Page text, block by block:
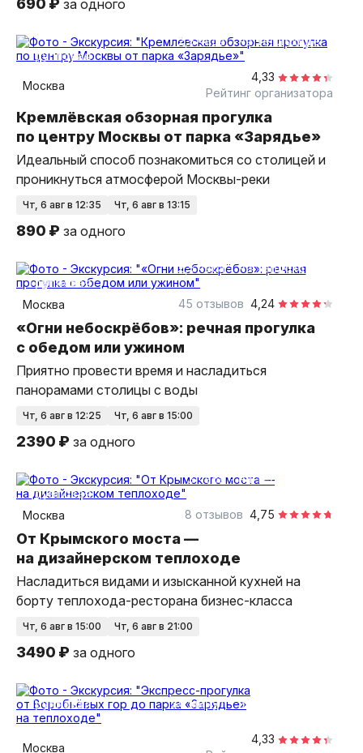
690 ₽ за одного
2,5 часа
на теплоходе
групповая
Москва
4,33
Рейтинг организатора
Кремлёвская обзорная прогулка
по центру Москвы от парка «Зарядье»
Идеальный способ познакомиться со столицей и
проникнуться атмосферой Москвы-реки
чт, 6 авг в 12:35 чт, 6 авг в 13:15
890 ₽ за одного
2,5 часа
на теплоходе
групповая
Москва
4,24
45 отзывов
«Огни небоскрёбов»: речная прогулка
с обедом или ужином
Приятно провести время и насладиться
панорамами столицы с воды
чт, 6 авг в 12:25 чт, 6 авг в 15:00
2390 ₽ за одного
3 часа
на теплоходе
групповая
Москва
4,75
8 отзывов
От Крымского моста —
на дизайнерском теплоходе
Насладиться видами и изысканной кухней на
борту теплохода-ресторана бизнес-класса
чт, 6 авг в 15:00 чт, 6 авг в 21:00
3490 ₽ за одного
30 минут на теплоходе
групповая
Москва
4,33